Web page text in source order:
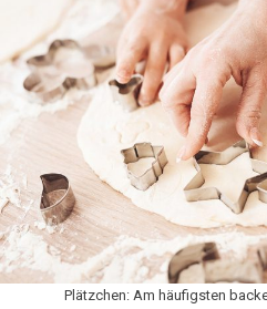
Plätzchen: Am häufigsten